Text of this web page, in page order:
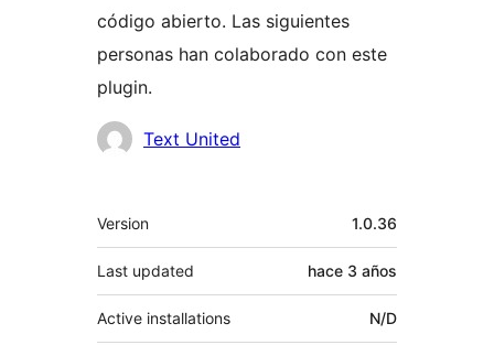
código abierto. Las siguientes
personas han colaborado con este
plugin.
Colaboradores
Text United
Meta
Version 1.0.36
Last updated hace 3 años
Active installations N/D